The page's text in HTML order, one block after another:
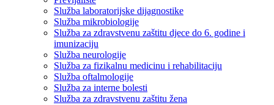
Služba laboratorijske dijagnostike
Služba mikrobiologije
Služba za zdravstvenu zaštitu djece do 6. godine i
imunizaciju
Služba neurologije
Služba za fizikalnu medicinu i rehabilitaciju
Služba oftalmologije
Služba za interne bolesti
Služba za zdravstvenu zaštitu žena